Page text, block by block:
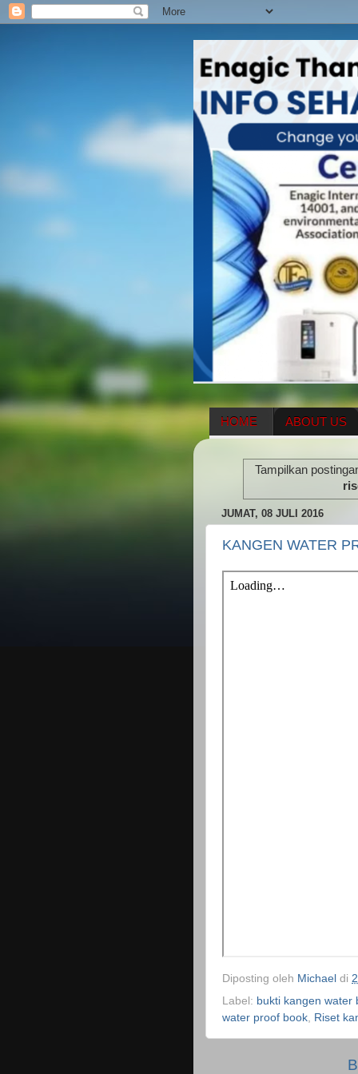
HOME ABOUT US
ENAGIC
Tampilkan
JUMAT, 08 JULI 2016
KANGEN WATER
Diposting oleh Michael di
Label: bukti kangen water
water proof book, Riset